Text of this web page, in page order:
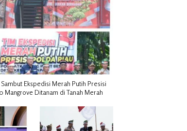
Ekspedisi Merah Putih Presisi
Mangrove Ditanam di Tanah Merah